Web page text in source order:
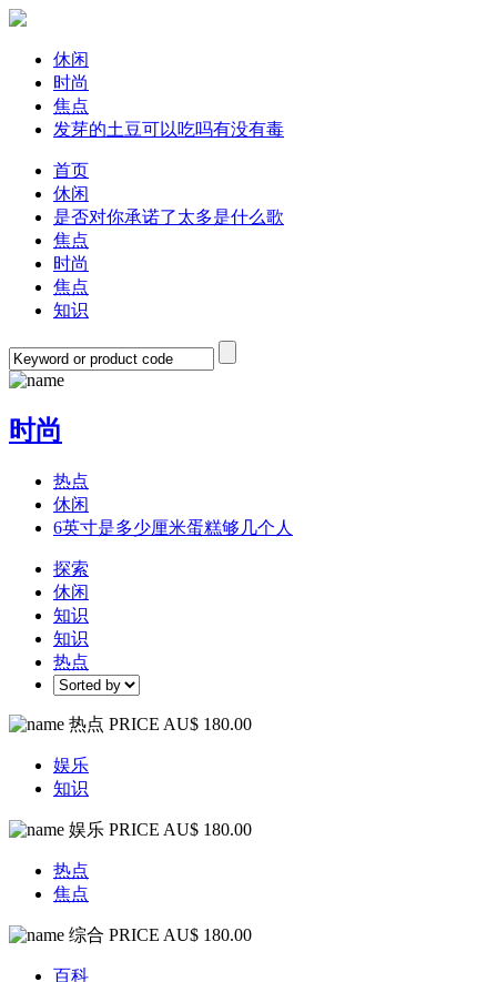
休闲
时尚
焦点
发芽的土豆可以吃吗有没有毒
首页
休闲
是否对你承诺了太多是什么歌
焦点
时尚
焦点
知识
时尚
热点
休闲
6英寸是多少厘米蛋糕够几个人
探索
休闲
知识
知识
热点
热点 PRICE AU$ 180.00
娱乐
知识
娱乐 PRICE AU$ 180.00
热点
焦点
综合 PRICE AU$ 180.00
百科